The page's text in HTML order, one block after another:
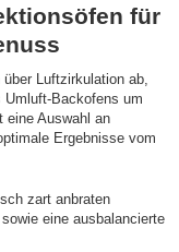
für
Luftzirkulation ab,
Umluft-Backofens um
eine Auswahl an
Ergebnisse vom
zart anbraten
eine ausbalancierte